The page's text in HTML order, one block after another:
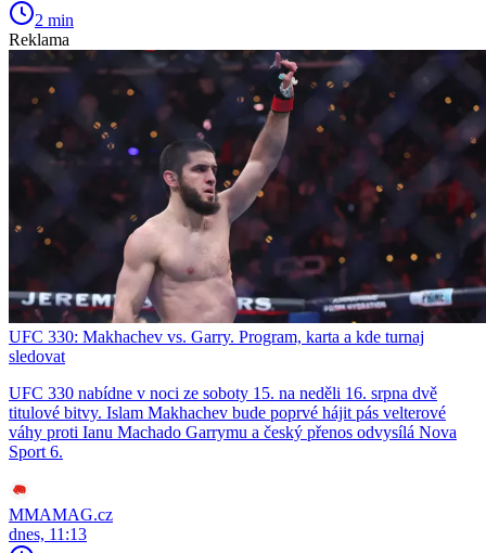
2 min
Reklama
UFC 330: Makhachev vs. Garry. Program, karta a kde turnaj
sledovat
UFC 330 nabídne v noci ze soboty 15. na neděli 16. srpna dvě
titulové bitvy. Islam Makhachev bude poprvé hájit pás velterové
váhy proti Ianu Machado Garrymu a český přenos odvysílá Nova
Sport 6.
MMAMAG.cz
dnes, 11:13